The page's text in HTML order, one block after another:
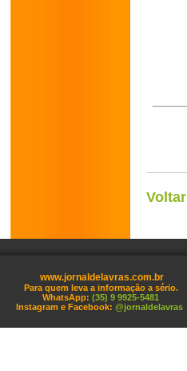
Voltar
www.jornaldelavras.com.br
Para quem leva a informação a sério.
WhatsApp: (35) 9 9925-5481
Instagram e Facebook: @jornaldelavras